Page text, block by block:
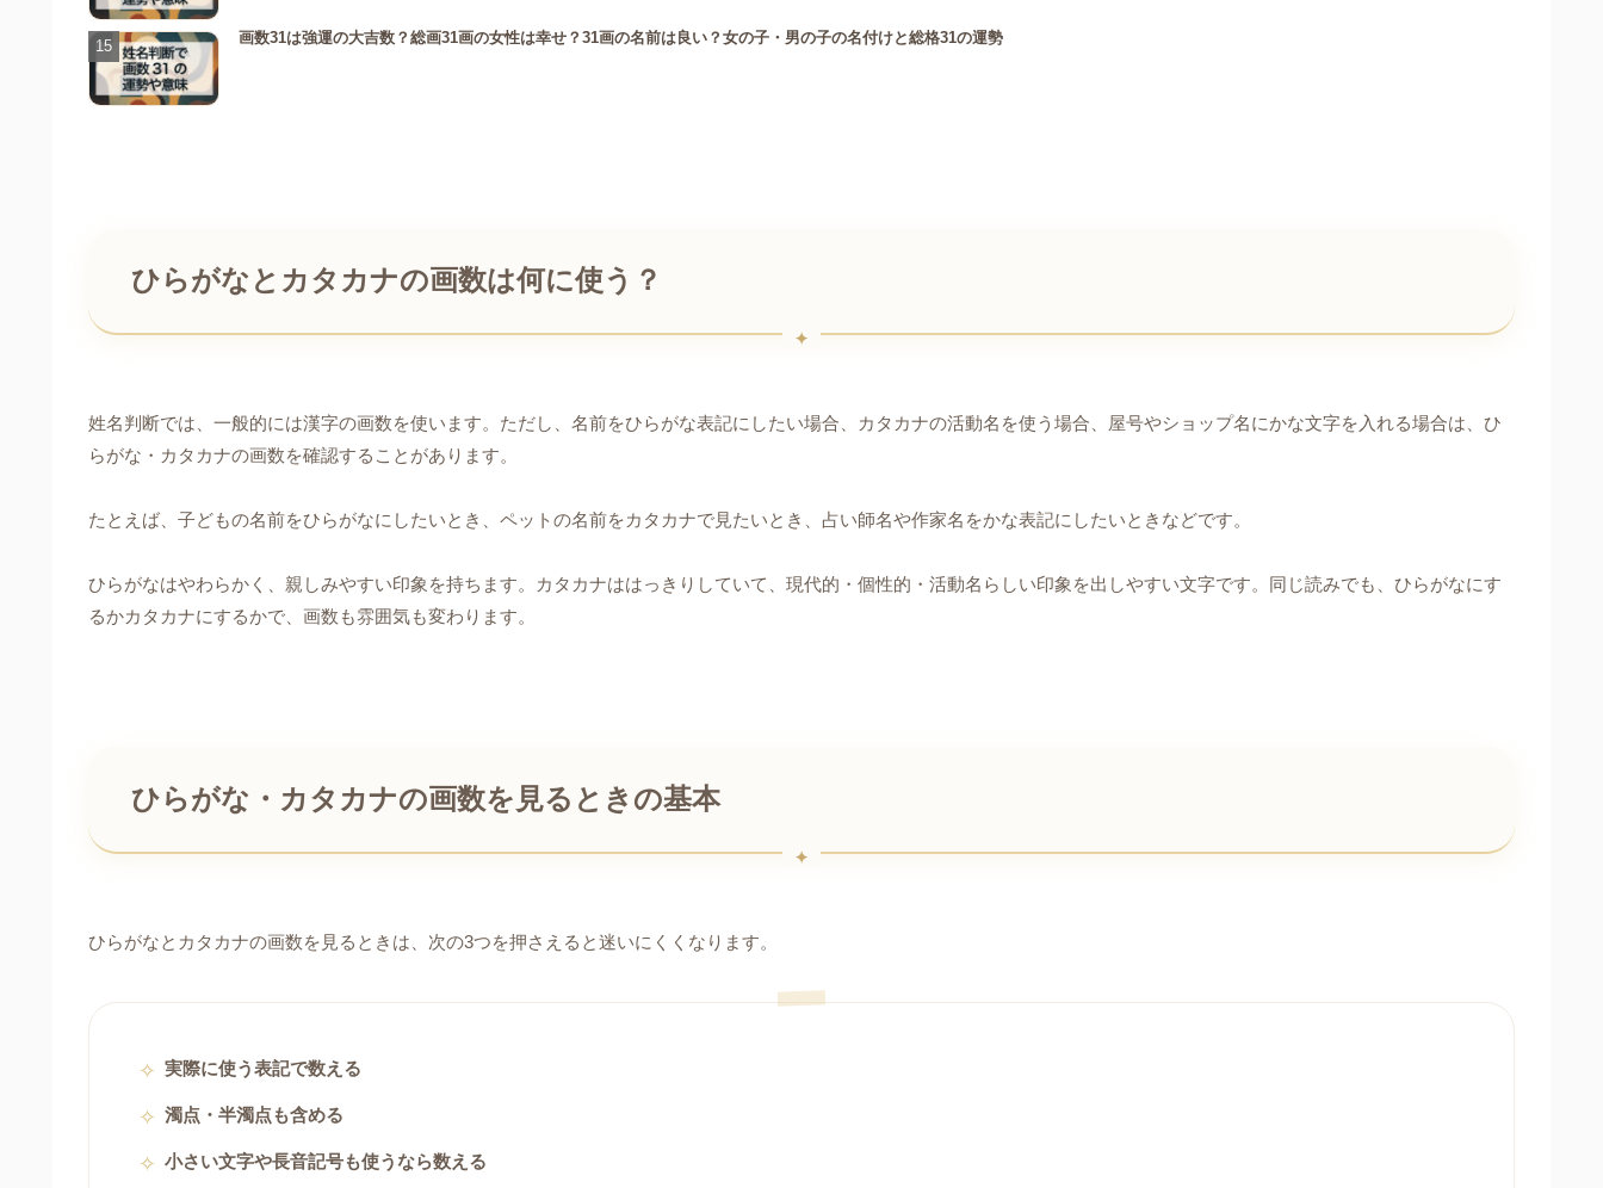
画数31は強運の大吉数？総画31画の女性は幸せ？31画の名前は良い？女の子・男の子の名付けと総格31の運勢
ひらがなとカタカナの画数は何に使う？
姓名判断では、一般的には漢字の画数を使います。ただし、名前をひらがな表記にしたい場合、カタカナの活動名を使う場合、屋号やショップ名にかな文字を入れる場合は、ひ
らがな・カタカナの画数を確認することがあります。
たとえば、子どもの名前をひらがなにしたいとき、ペットの名前をカタカナで見たいとき、占い師名や作家名をかな表記にしたいときなどです。
ひらがなはやわらかく、親しみやすい印象を持ちます。カタカナははっきりしていて、現代的・個性的・活動名らしい印象を出しやすい文字です。同じ読みでも、ひらがなにす
るかカタカナにするかで、画数も雰囲気も変わります。
ひらがな・カタカナの画数を見るときの基本
ひらがなとカタカナの画数を見るときは、次の3つを押さえると迷いにくくなります。
実際に使う表記で数える
濁点・半濁点も含める
小さい文字や長音記号も使うなら数える